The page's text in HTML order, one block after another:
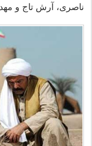
ناصری، آرش تاج و